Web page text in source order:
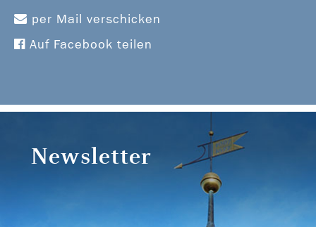
per Mail verschicken
Auf Facebook teilen
Newsletter